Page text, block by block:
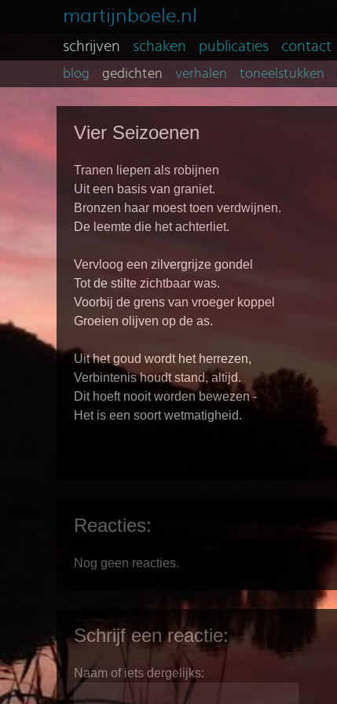
martijnboele.nl
schrijven schaken publicaties contact
blog gedichten verhalen toneelstukken
Vier Seizoenen
Tranen liepen als robijnen
Uit een basis van graniet.
Bronzen haar moest toen verdwijnen.
De leemte die het achterliet.
Vervloog een zilvergrijze gondel
Tot de stilte zichtbaar was.
Voorbij de grens van vroeger koppel
Groeien olijven op de as.
Uit het goud wordt het herrezen,
Verbintenis houdt stand, altijd.
Dit hoeft nooit worden bewezen -
Het is een soort wetmatigheid.
Reacties:
Nog geen reacties.
Schrijf een reactie:
Naam of iets dergelijks: